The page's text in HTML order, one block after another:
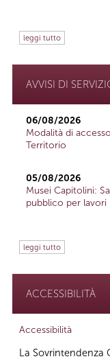
leggi tutto
AVVISI DI
06/08/2026
Modalità di
Territorio
05/08/2026
Musei Capitolini:
pubblico per lavori
leggi tutto
ACCESSIBILITÀ
Accessibilità
La Sovrintendenza